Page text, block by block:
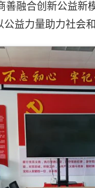
善融合创新公益
公益力量助力社会